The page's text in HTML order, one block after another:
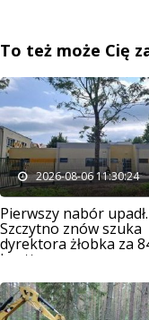
To też może Cię
2026-08-06 11:30:24
Pierwszy nabór upadł.
Szczytno znów szuka
dyrektora żłobka za
brutto